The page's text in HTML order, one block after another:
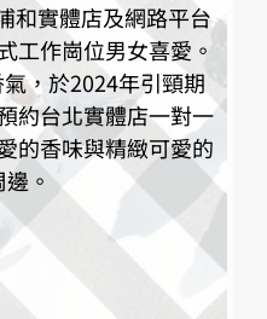
和實體店及網路平台
工作崗位男女喜愛。
，於2024年引頸期
約台北實體店一對一
的香味與精緻可愛的
。